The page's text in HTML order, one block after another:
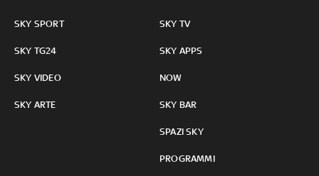
SKY SPORT
SKY TG24
SKY VIDEO
SKY ARTE
SKY TV
SKY APPS
NOW
SKY BAR
SPAZI SKY
PROGRAMMI